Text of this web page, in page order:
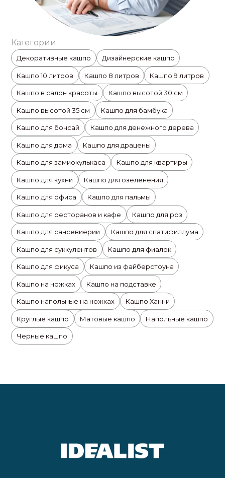
Категории:
Декоративные кашпо Дизайнерские кашпо
Кашпо 10 литров Кашпо 8 литров Кашпо 9 литров
Кашпо в салон красоты Кашпо высотой 30 см
Кашпо высотой 35 см Кашпо для бамбука
Кашпо для бонсай Кашпо для денежного дерева
Кашпо для дома Кашпо для драцены
Кашпо для замиокулькаса Кашпо для квартиры
Кашпо для кухни Кашпо для озеленения
Кашпо для офиса Кашпо для пальмы
Кашпо для ресторанов и кафе Кашпо для роз
Кашпо для сансевиерии Кашпо для спатифиллума
Кашпо для суккулентов Кашпо для фиалок
Кашпо для фикуса Кашпо из файберстоуна
Кашпо на ножках Кашпо на подставке
Кашпо напольные на ножках Кашпо Ханни
Круглые кашпо Матовые кашпо Напольные кашпо
Черные кашпо